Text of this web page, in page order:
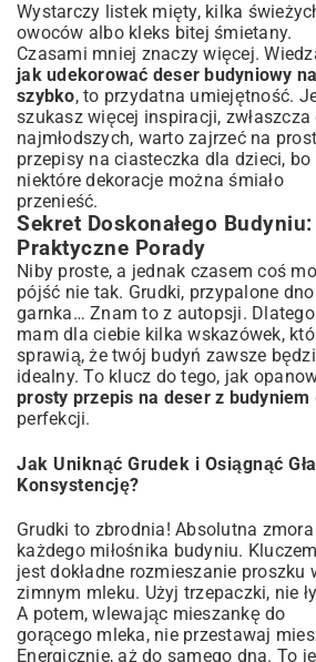
Wystarczy listek mięty, kilka
owoców albo kleks bitej śmietany.
Czasami mniej znaczy więcej.
jak udekorować deser budyniowy na
szybko, to przydatna umiejętność.
szukasz więcej inspiracji, zwłaszcza
najmłodszych, warto zajrzeć na
przepisy na ciasteczka dla dzieci, bo
niektóre dekoracje można śmiało
przenieść.
Sekret Doskonałego Budyniu:
Praktyczne Porady
Niby proste, a jednak czasem coś
pójść nie tak. Grudki, przypalone dno
garnka… Znam to z autopsji. Dlatego
mam dla ciebie kilka wskazówek,
sprawią, że twój budyń zawsze
idealny. To klucz do tego, jak
prosty przepis na deser z budyniem
perfekcji.
Jak Uniknąć Grudek i Osiągnąć
Konsystencję?
Grudki to zbrodnia! Absolutna zmora
każdego miłośnika budyniu. Kluczem
jest dokładne rozmieszanie proszku
zimnym mleku. Użyj trzepaczki, nie
A potem, wlewając mieszankę do
gorącego mleka, nie przestawaj
Energicznie, aż do samego dna. To